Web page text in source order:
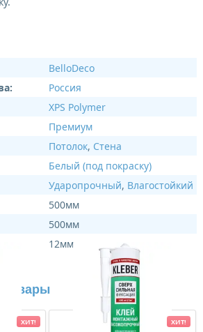
BelloDeco
Россия
XPS Polymer
Премиум
Потолок, Стена
Белый (под покраску)
Ударопрочный, Влагостойкий
500мм
500мм
12мм
ХИТ! ХИТ!